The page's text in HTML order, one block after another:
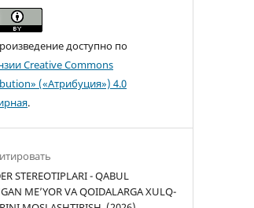
доступно по
Creative Commons
(«Атрибуция») 4.0
.
STEREOTIPLARI - QABUL
ME’YOR VA QOIDALARGA ХULQ-